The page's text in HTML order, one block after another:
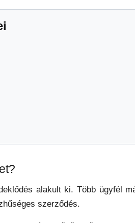
alakult ki. Több ügyfél
szerződés.